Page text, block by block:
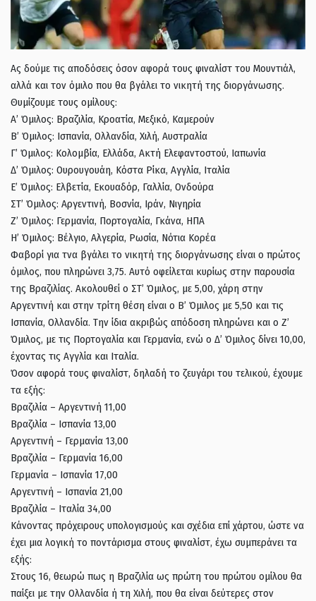
Ας δούμε τις αποδόσεις όσον αφορά τους φιναλίστ του Μουντιάλ,
αλλά και τον όμιλο που θα βγάλει το νικητή της διοργάνωσης.
Θυμίζουμε τους ομίλους:
Α’ Όμιλος: Βραζιλία, Κροατία, Μεξικό, Καμερούν
Β’ Όμιλος: Ισπανία, Ολλανδία, Χιλή, Αυστραλία
Γ’ Όμιλος: Κολομβία, Ελλάδα, Ακτή Ελεφαντοστού, Ιαπωνία
Δ’ Όμιλος: Ουρουγουάη, Κόστα Ρίκα, Αγγλία, Ιταλία
Ε’ Όμιλος: Ελβετία, Εκουαδόρ, Γαλλία, Ονδούρα
ΣΤ’ Όμιλος: Αργεντινή, Βοσνία, Ιράν, Νιγηρία
Ζ’ Όμιλος: Γερμανία, Πορτογαλία, Γκάνα, ΗΠΑ
Η’ Όμιλος: Βέλγιο, Αλγερία, Ρωσία, Νότια Κορέα
Φαβορί για τνα βγάλει το νικητή της διοργάνωσης είναι ο πρώτος
όμιλος, που πληρώνει 3,75. Αυτό οφείλεται κυρίως στην παρουσία
της Βραζιλίας. Ακολουθεί ο ΣΤ’ Όμιλος, με 5,00, χάρη στην
Αργεντινή και στην τρίτη θέση είναι ο Β’ Όμιλος με 5,50 και τις
Ισπανία, Ολλανδία. Την ίδια ακριβώς απόδοση πληρώνει και ο Ζ’
Όμιλος, με τις Πορτογαλία και Γερμανία, ενώ ο Δ’ Όμιλος δίνει 10,00,
έχοντας τις Αγγλία και Ιταλία.
Όσον αφορά τους φιναλίστ, δηλαδή το ζευγάρι του τελικού, έχουμε
τα εξής:
Βραζιλία – Αργεντινή 11,00
Βραζιλία – Ισπανία 13,00
Αργεντινή – Γερμανία 13,00
Βραζιλία – Γερμανία 16,00
Γερμανία – Ισπανία 17,00
Αργεντινή – Ισπανία 21,00
Βραζιλία – Ιταλία 34,00
Κάνοντας πρόχειρους υπολογισμούς και σχέδια επί χάρτου, ώστε να
έχει μια λογική το ποντάρισμα στους φιναλίστ, έχω συμπεράνει τα
εξής:
Στους 16, θεωρώ πως η Βραζιλία ως πρώτη του πρώτου ομίλου θα
παίξει με την Ολλανδία ή τη Χιλή, που θα είναι δεύτερες στον